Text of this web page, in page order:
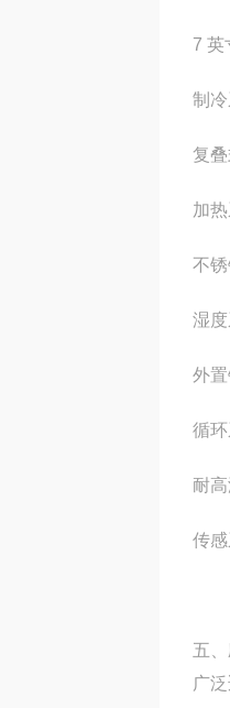
7 英
制
复
加
不
湿
外
循
耐
传
五
广